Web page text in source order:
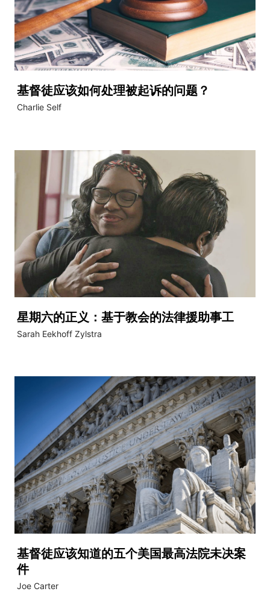
基督徒应该如何处理被起诉的问题？
Charlie Self
星期六的正义：基于教会的法律援助事工
Sarah Eekhoff Zylstra
基督徒应该知道的五个美国最高法院未决案
件
Joe Carter